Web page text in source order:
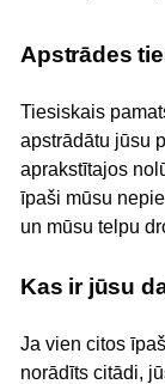
Apstrādes
Tiesiskais
apstrādātu jūsu
aprakstītajos
īpaši mūsu
un mūsu telpu
Kas ir jūsu
Ja vien citos
norādīts citādi,